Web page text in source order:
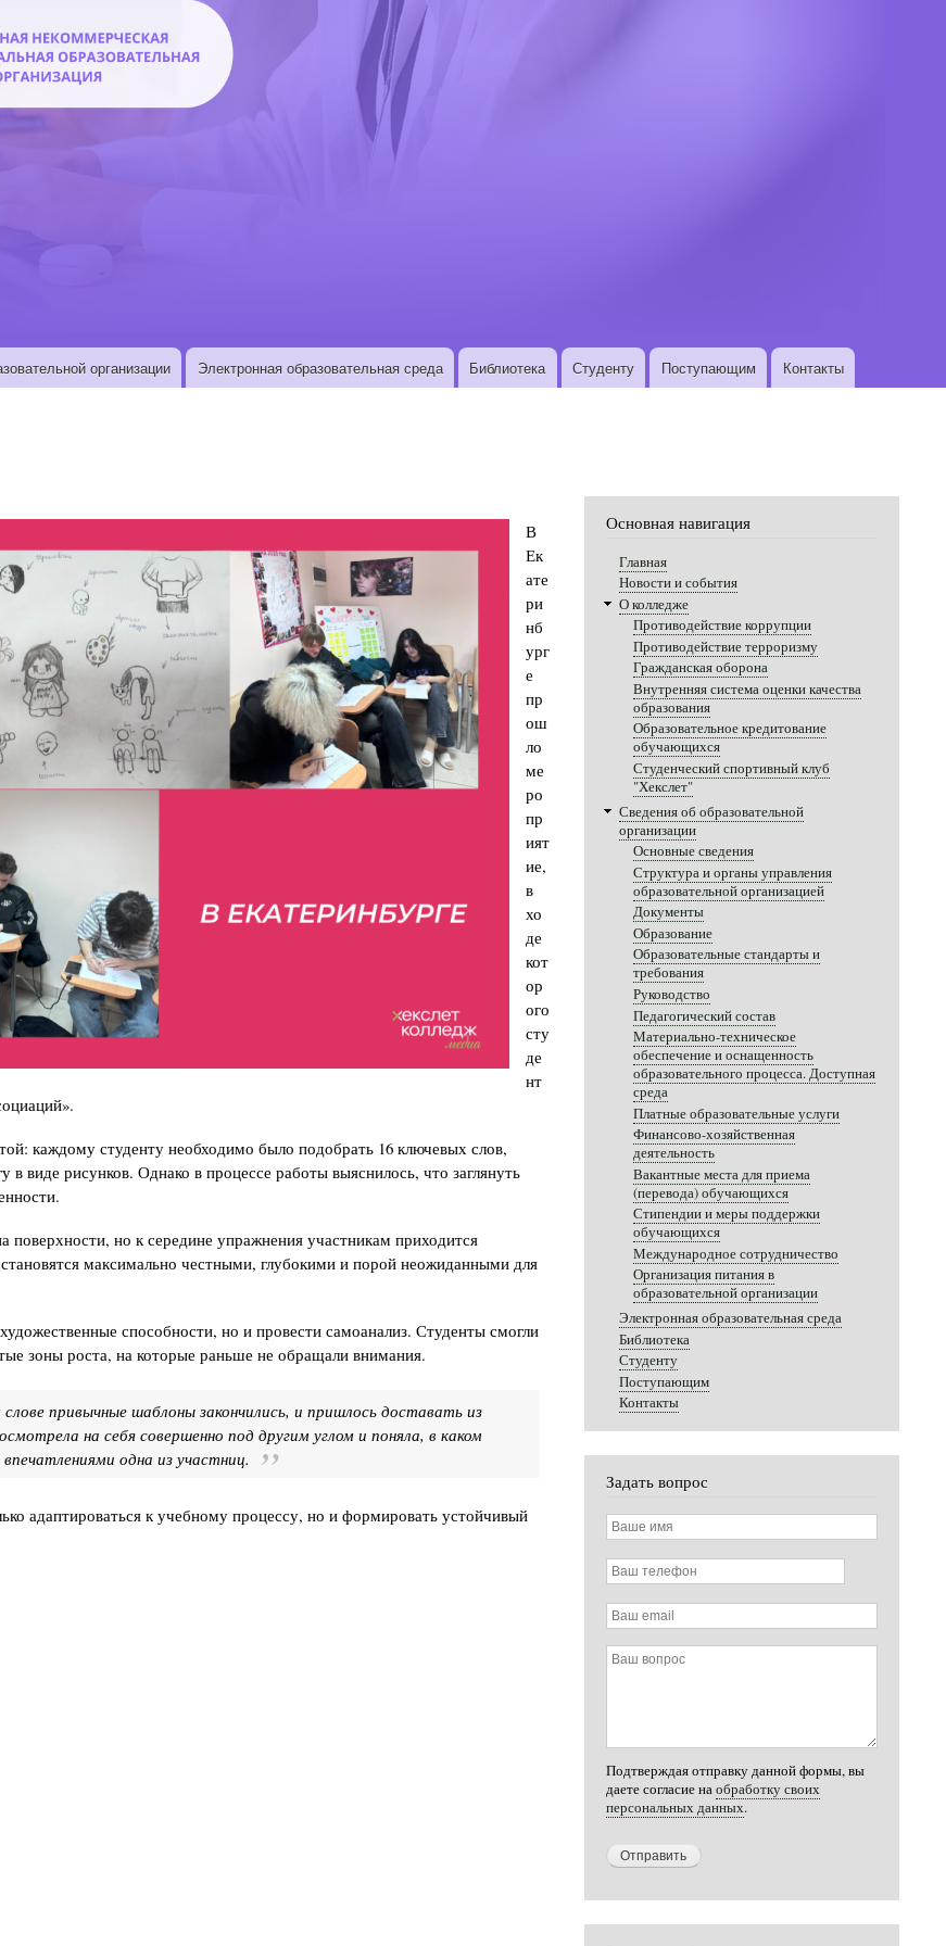
организации Электронная образовательная среда Библиотека Студенту Поступающим Контакты
В
Ек
ате
ри
нб
ург
е
пр
ош
ло
ме
ро
пр
ият
ие,
в
хо
де
кот
ор
ого
сту
де
нт
каждому студенту необходимо было подобрать 16 ключевых слов,
виде рисунков. Однако в процессе работы выяснилось, что заглянуть
но к середине упражнения участникам приходится
максимально честными, глубокими и порой неожиданными для
способности, но и провести самоанализ. Студенты смогли
зоны роста, на которые раньше не обращали внимания.
привычные шаблоны закончились, и пришлось доставать из
на себя совершенно под другим углом и поняла, в каком
одна из участниц.
адаптироваться к учебному процессу, но и формировать устойчивый
Основная навигация
Главная
Новости и события
О колледже
Противодействие коррупции
Противодействие терроризму
Гражданская оборона
Внутренняя система оценки качества
образования
Образовательное кредитование
обучающихся
Студенческий спортивный клуб
"Хекслет"
Сведения об образовательной
организации
Основные сведения
Структура и органы управления
образовательной организацией
Документы
Образование
Образовательные стандарты и
требования
Руководство
Педагогический состав
Материально-техническое
обеспечение и оснащенность
образовательного процесса. Доступная
среда
Платные образовательные услуги
Финансово-хозяйственная
деятельность
Вакантные места для приема
(перевода) обучающихся
Стипендии и меры поддержки
обучающихся
Международное сотрудничество
Организация питания в
образовательной организации
Электронная образовательная среда
Библиотека
Студенту
Поступающим
Контакты
Задать вопрос
Ваше
имя
Ваш
телефон
Ваш
email
Ваш
Подтверждая отправку данной формы, вы
даете согласие наобработку своих
персональных данных.